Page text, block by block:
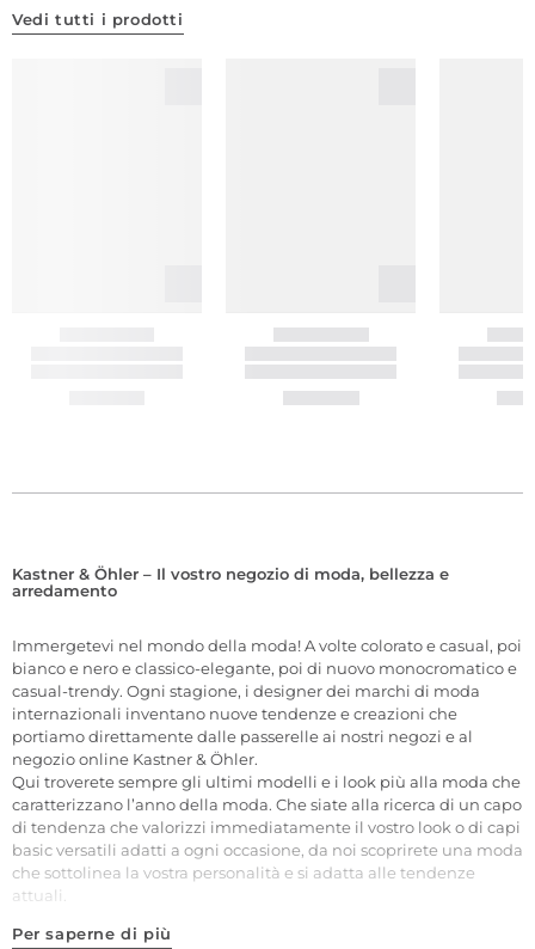
Vedi tutti i prodotti
Kastner & Öhler – Il vostro negozio di moda, bellezza e
arredamento
Immergetevi nel mondo della moda! A volte colorato e casual, poi
bianco e nero e classico-elegante, poi di nuovo monocromatico e
casual-trendy. Ogni stagione, i designer dei marchi di moda
internazionali inventano nuove tendenze e creazioni che
portiamo direttamente dalle passerelle ai nostri negozi e al
negozio online Kastner & Öhler.
Qui troverete sempre gli ultimi modelli e i look più alla moda che
caratterizzano l’anno della moda. Che siate alla ricerca di un capo
di tendenza che valorizzi immediatamente il vostro look o di capi
basic versatili adatti a ogni occasione, da noi scoprirete una moda
che sottolinea la vostra personalità e si adatta alle tendenze
attuali.
Per saperne di più